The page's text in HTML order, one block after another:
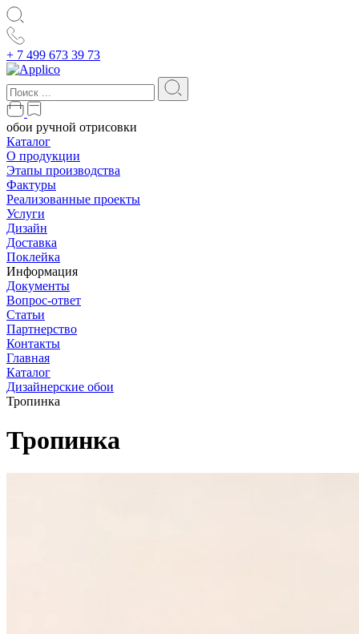
+ 7 499 673 39 73
обои ручной отрисовки
Каталог
О продукции
Этапы производства
Фактуры
Реализованные проекты
Услуги
Дизайн
Доставка
Поклейка
Информация
Документы
Вопрос-ответ
Статьи
Партнерство
Контакты
Главная
Каталог
Дизайнерские обои
Тропинка
Тропинка